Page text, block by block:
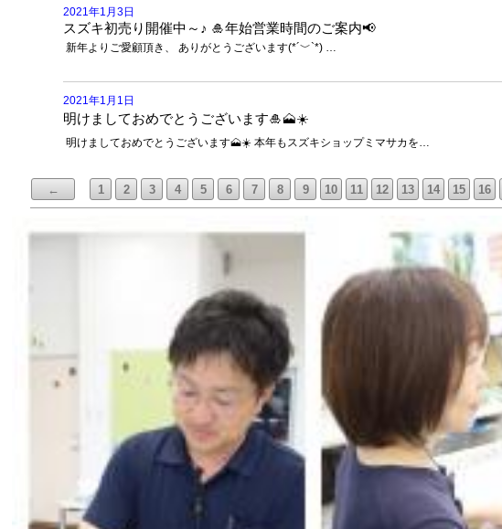
2021年1月3日
スズキ初売り開催中～♪ 🎍年始営業時間のご案内📢
新年よりご愛顧頂き、 ありがとうございます(*´﹀`*) …
2021年1月1日
明けましておめでとうございます🎍🗻☀️
明けましておめでとうございます🗻☀️ 本年もスズキショップミマサカを…
← 1 2 3 4 5 6 7 8 9 10 11 12 13 14 15 16